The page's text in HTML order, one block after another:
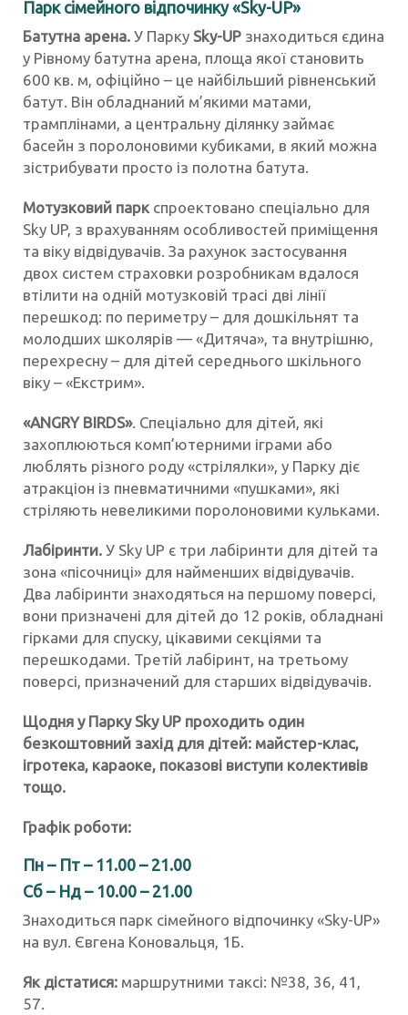
Парк сімейного відпочинку «Sky-UP»
Батутна арена. У Парку Sky-UP знаходиться єдина
у Рівному батутна арена, площа якої становить
600 кв. м, офіційно – це найбільший рівненський
батут. Він обладнаний м’якими матами,
трамплінами, а центральну ділянку займає
басейн з поролоновими кубиками, в який можна
зістрибувати просто із полотна батута.
Мотузковий парк спроектовано спеціально для
Sky UP, з врахуванням особливостей приміщення
та віку відвідувачів. За рахунок застосування
двох систем страховки розробникам вдалося
втілити на одній мотузковій трасі дві лінії
перешкод: по периметру – для дошкільнят та
молодших школярів — «Дитяча», та внутрішню,
перехресну – для дітей середнього шкільного
віку – «Екстрим».
«ANGRY BIRDS». Спеціально для дітей, які
захоплюються комп’ютерними іграми або
люблять різного роду «стрілялки», у Парку діє
атракціон із пневматичними «пушками», які
стріляють невеликими поролоновими кульками.
Лабіринти. У Sky UP є три лабіринти для дітей та
зона «пісочниці» для найменших відвідувачів.
Два лабіринти знаходяться на першому поверсі,
вони призначені для дітей до 12 років, обладнані
гірками для спуску, цікавими секціями та
перешкодами. Третій лабіринт, на третьому
поверсі, призначений для старших відвідувачів.
Щодня у Парку Sky UP проходить один
безкоштовний захід для дітей: майстер-клас,
ігротека, караоке, показові виступи колективів
тощо.
Графік роботи:
Пн – Пт – 11.00 – 21.00
Сб – Нд – 10.00 – 21.00
Знаходиться парк сімейного відпочинку «Sky-UP»
на вул. Євгена Коновальця, 1Б.
Як дістатися: маршрутними таксі: №38, 36, 41,
57.